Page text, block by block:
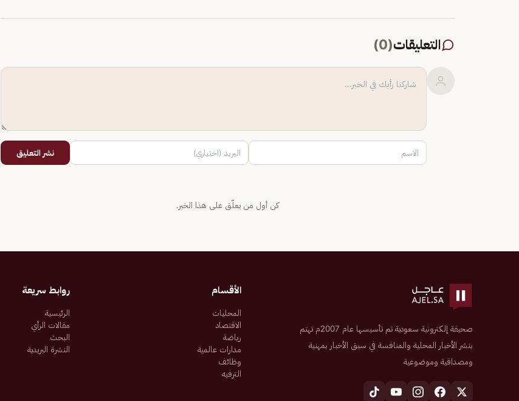
التعليقات(
0
)
نشر التعليق
كن أول من يعلّق على هذا الخبر.
صحيفة إلكترونية سعودية تم تأسيسها عام 2007م تهتم
بنشر الأخبار المحلية والمنافسة في سبق الأخبار بمهنية
ومصداقية وموضوعية
الأقسام
المحليات
الاقتصاد
رياضة
مدارات عالمية
وظائف
الترفيه
روابط سريعة
الرئيسية
مقالات الرأي
البحث
النشرة البريدية